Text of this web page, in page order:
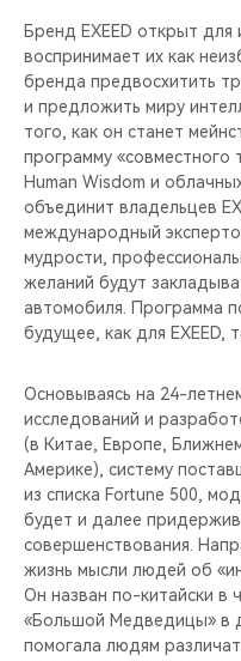
CHERY REMOTE
CHERY И СПОРТ
НАШИ МЕРОПРИЯТИЯ
ВИДЕООБЗОРЫ
CHERY ДЛЯ ДЕТЕЙ
Бренд EXEED открыт
воспринимает их как
бренда предвосхитить
и предложить миру
того, как он станет
программу «совместного
Human Wisdom и
объединит владельцев
международный
мудрости,
желаний будут
автомобиля. Программа
будущее, как для EXEED,
Основываясь на 24-
исследований и
(в Китае, Европе,
Америке), систему
из списка Fortune 500,
будет и далее
совершенствования.
жизнь мысли людей об
Он назван по-китайски в
«Большой Медведицы» в
помогала людям